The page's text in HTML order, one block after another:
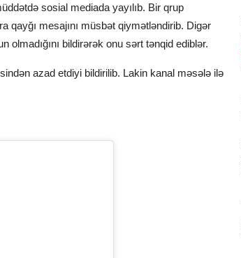
sosial mediada yayılıb. Bir qrup
qayğı mesajını müsbət qiymətləndirib. Digər
bildirərək onu sərt tənqid ediblər.
azad etdiyi bildirilib. Lakin kanal məsələ ilə